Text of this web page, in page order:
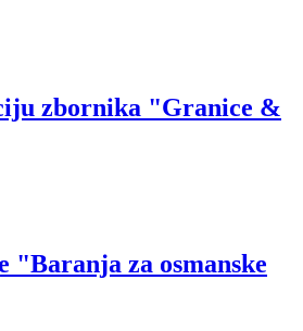
zbornika "Granice &
"Baranja za osmanske